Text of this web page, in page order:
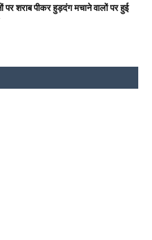
पर शराब पीकर हुड़दंग मचाने वालों पर हुई